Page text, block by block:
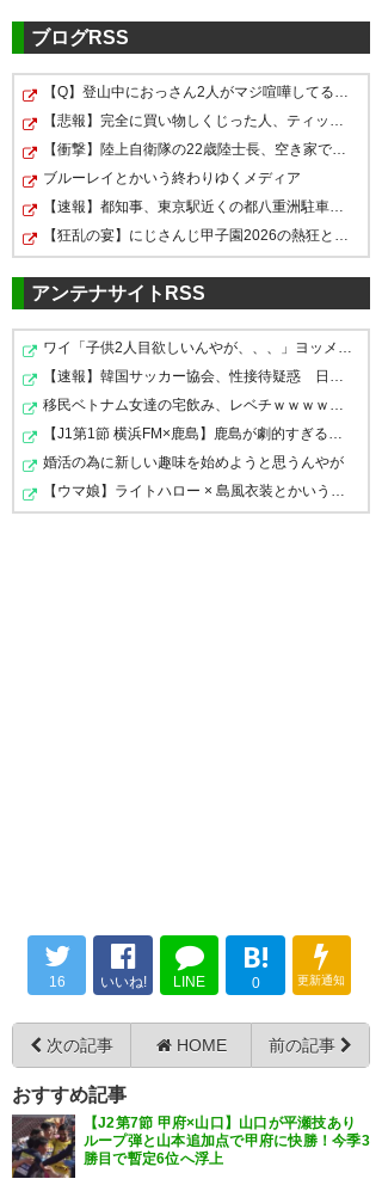
んだよなぁ。
— 紅い雪だるま
(red_snowman1919)2017, 4月
8
引き分けかー。負け試合だった
けど、良く追いついたよ。 渡様
様ですわ。 #vortis
— 黒猫 (kuroneko09040)2017,
4月 8
— ふくちゃん (fukutas419)
2017, 4月 8
うーん、ある意味今期一番らし
い試合だったけど引き分けちゃ
いましたね。まぁ、内容は試合
ブログRSS
【Q】登山中におっさん2人がマジ喧嘩してる←コレどっちが…
【悲報】完全に買い物しくじった人、ティッシュの在庫が…
【衝撃】陸上自衛隊の22歳陸士長、空き家で『とんでもな…
ブルーレイとかいう終わりゆくメディア
【速報】都知事、東京駅近くの都八重洲駐車場に「巨大地…
【狂乱の宴】にじさんじ甲子園2026の熱狂と切磋琢磨のド…
アンテナサイトRSS
ワイ「子供2人目欲しいんやが、、、」ヨッメ「金は？育児…
【速報】韓国サッカー協会、性接待疑惑 日本人審判も含…
移民ベトナム女達の宅飲み、レベチｗｗｗｗｗｗｗｗｗｗ…
【J1第1節 横浜FM×鹿島】鹿島が劇的すぎる逆転勝利で国立…
婚活の為に新しい趣味を始めようと思うんやが
【ウマ娘】ライトハロー × 島風衣装とかいう凶悪すぎる組…
16 いいね! LINE
B!
0 更新通知
次の記事 HOME 前の記事
おすすめ記事
【J2第7節 甲府×山口】山口が平瀬技あり
ループ弾と山本追加点で甲府に快勝！今季3
勝目で暫定6位へ浮上